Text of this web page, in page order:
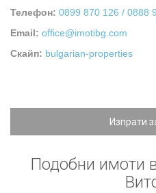
Телефон: 0899 870 126 / 0888
Email: office@imotibg.com
Скайп: bulgarian-properties
Изпрати
Подобни имоти